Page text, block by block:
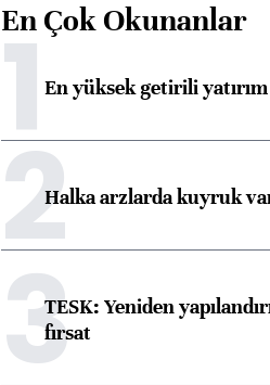
En Çok Okunanlar
1En yüksek getirili yatırım
2Halka arzlarda kuyruk
3TESK: Yeniden
fırsat